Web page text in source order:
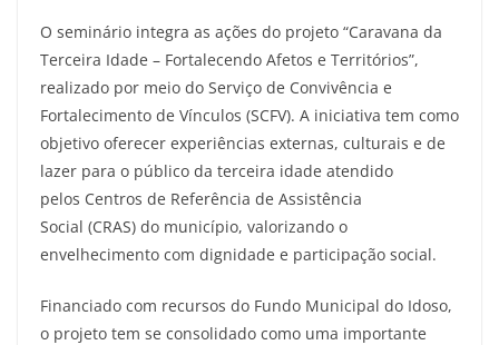
O seminário integra as ações do projeto “Caravana da
Terceira Idade – Fortalecendo Afetos e Territórios”,
realizado por meio do Serviço de Convivência e
Fortalecimento de Vínculos (SCFV). A iniciativa tem como
objetivo oferecer experiências externas, culturais e de
lazer para o público da terceira idade atendido
pelos Centros de Referência de Assistência
Social (CRAS) do município, valorizando o
envelhecimento com dignidade e participação social.
Financiado com recursos do Fundo Municipal do Idoso,
o projeto tem se consolidado como uma importante